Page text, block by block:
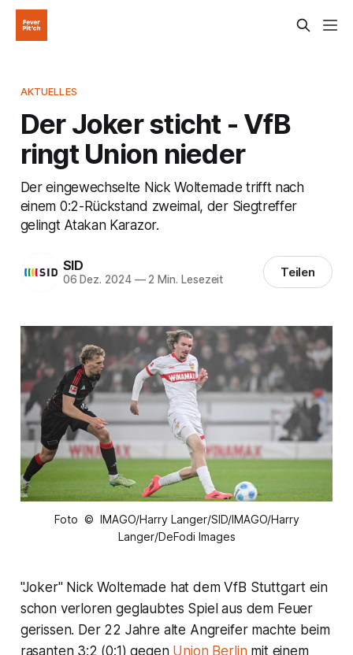
AKTUELLES
Der Joker sticht - VfB
ringt Union nieder
Der eingewechselte Nick Woltemade trifft nach
einem 0:2-Rückstand zweimal, der Siegtreffer
gelingt Atakan Karazor.
SID
06 Dez. 2024 —2 Min. Lesezeit Teilen
Foto © IMAGO/Harry Langer/SID/IMAGO/Harry
Langer/DeFodi Images
"Joker" Nick Woltemade hat dem VfB Stuttgart ein
schon verloren geglaubtes Spiel aus dem Feuer
gerissen. Der 22 Jahre alte Angreifer machte beim
rasanten 3:2 (0:1) gegen Union Berlinmit einem